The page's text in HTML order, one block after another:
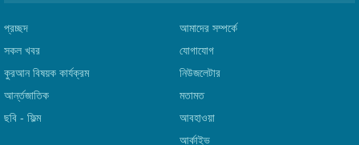
প্রচ্ছদ
সকল খবর
কুরআন বিষয়ক কার্যক্রম
আর্ন্তজাতিক
ছবি‎ - ফিল্ম
আমাদের সম্পর্কে
যোগাযোগ
নিউজলেটার
মতামত
আবহাওয়া
আর্কাইভ